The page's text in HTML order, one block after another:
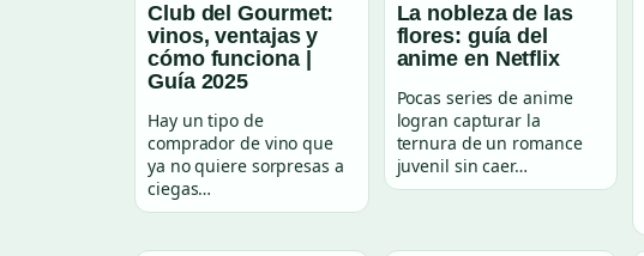
Club del Gourmet:
vinos, ventajas y
cómo funciona |
Guía 2025
Hay un tipo de
comprador de vino que
ya no quiere sorpresas a
ciegas…
La nobleza de las
flores: guía del
anime en Netflix
Pocas series de anime
logran capturar la
ternura de un romance
juvenil sin caer…